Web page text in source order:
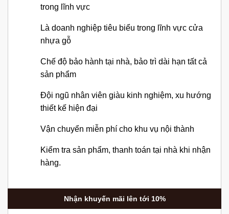
trong lĩnh vực
Là doanh nghiệp tiêu biểu trong lĩnh vực cửa
nhựa gỗ
Chế độ bảo hành tại nhà, bảo trì dài hạn tất cả
sản phẩm
Đội ngũ nhân viên giàu kinh nghiệm, xu hướng
thiết kế hiện đại
Vận chuyển miễn phí cho khu vụ nội thành
Kiểm tra sản phẩm, thanh toán tại nhà khi nhận
hàng.
Nhận khuyến mãi lên tới 10%